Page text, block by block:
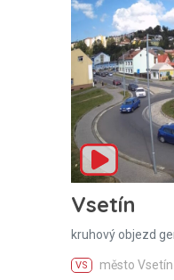
Vsetín
kruhový objezd
VS město Vsetín